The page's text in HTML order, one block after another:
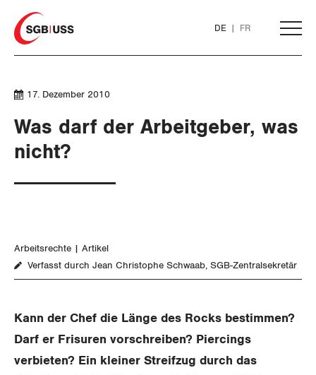
Home
DE FR
THEMEN
Flankierende Massnahmen und
Personenfreizügigkeit
Gewerkschaftsrechte
Arbeitssicherheit und Gesundheitsschutz
17. Dezember 2010
Was darf der Arbeitgeber, was
nicht?
Arbeitsrechte
Artikel
Verfasst durch Jean Christophe Schwaab, SGB-Zentralsekretär
Kann der Chef die Länge des Rocks bestimmen?
Darf er Frisuren vorschreiben? Piercings
verbieten? Ein kleiner Streifzug durch das